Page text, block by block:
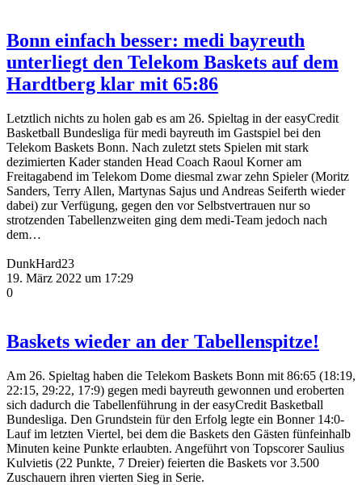
Bonn einfach besser: medi bayreuth
unterliegt den Telekom Baskets auf dem
Hardtberg klar mit 65:86
Letztlich nichts zu holen gab es am 26. Spieltag in der easyCredit
Basketball Bundesliga für medi bayreuth im Gastspiel bei den
Telekom Baskets Bonn. Nach zuletzt stets Spielen mit stark
dezimierten Kader standen Head Coach Raoul Korner am
Freitagabend im Telekom Dome diesmal zwar zehn Spieler (Moritz
Sanders, Terry Allen, Martynas Sajus und Andreas Seiferth wieder
dabei) zur Verfügung, gegen den vor Selbstvertrauen nur so
strotzenden Tabellenzweiten ging dem medi-Team jedoch nach
dem…
DunkHard23
19. März 2022 um 17:29
0
Baskets wieder an der Tabellenspitze!
Am 26. Spieltag haben die Telekom Baskets Bonn mit 86:65 (18:19,
22:15, 29:22, 17:9) gegen medi bayreuth gewonnen und eroberten
sich dadurch die Tabellenführung in der easyCredit Basketball
Bundesliga. Den Grundstein für den Erfolg legte ein Bonner 14:0-
Lauf im letzten Viertel, bei dem die Baskets den Gästen fünfeinhalb
Minuten keine Punkte erlaubten. Angeführt von Topscorer Saulius
Kulvietis (22 Punkte, 7 Dreier) feierten die Baskets vor 3.500
Zuschauern ihren vierten Sieg in Serie.